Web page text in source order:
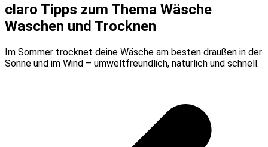
claro Tipps zum Thema Wäsche
Waschen und Trocknen
Im Sommer trocknet deine Wäsche am besten draußen in der
Sonne und im Wind – umweltfreundlich, natürlich und schnell.